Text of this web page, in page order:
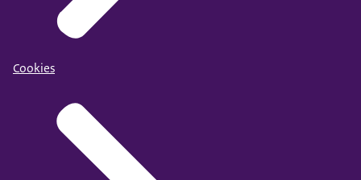
Cookies